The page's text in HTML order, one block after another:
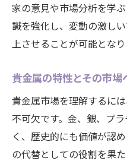
家の意見や市場分析を学
識を強化し、変動の激し
上させることが可能となり
貴金属の特性とその市場
貴金属市場を理解するに
不可欠です。金、銀、プ
く、歴史的にも価値が認
の代替としての役割を果